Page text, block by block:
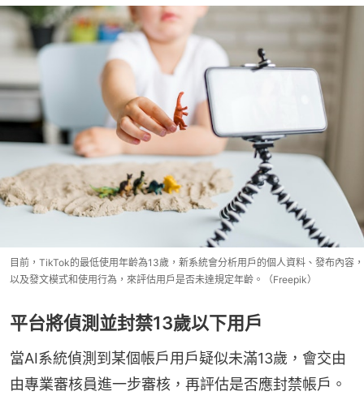
目前，TikTok的最低使用年齡為13歲，新系統會分析用戶的個人資料、發布內容，
以及發文模式和使用行為，來評估用戶是否未達規定年齡。（Freepik）
平台將偵測並封禁13歲以下用戶
當AI系統偵測到某個帳戶用戶疑似未滿13歲，會交由
由專業審核員進一步審核，再評估是否應封禁帳戶。